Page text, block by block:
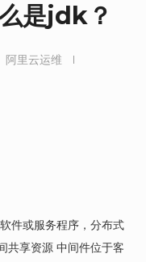
是jdk？
阿里云运维
件或服务程序，分布式
共享资源 中间件位于客